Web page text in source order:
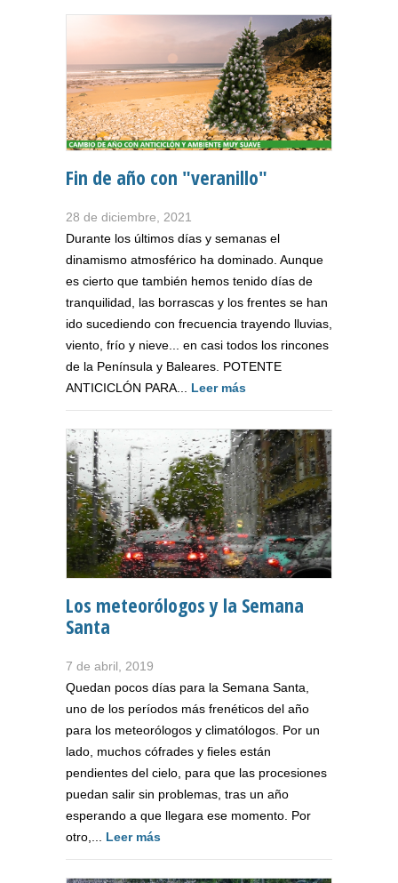
Fin de año con "veranillo"
28 de diciembre, 2021
Durante los últimos días y semanas el
dinamismo atmosférico ha dominado. Aunque
es cierto que también hemos tenido días de
tranquilidad, las borrascas y los frentes se han
ido sucediendo con frecuencia trayendo lluvias,
viento, frío y nieve... en casi todos los rincones
de la Península y Baleares. POTENTE
ANTICICLÓN PARA... Leer más
Los meteorólogos y la Semana
Santa
7 de abril, 2019
Quedan pocos días para la Semana Santa,
uno de los períodos más frenéticos del año
para los meteorólogos y climatólogos. Por un
lado, muchos cófrades y fieles están
pendientes del cielo, para que las procesiones
puedan salir sin problemas, tras un año
esperando a que llegara ese momento. Por
otro,... Leer más